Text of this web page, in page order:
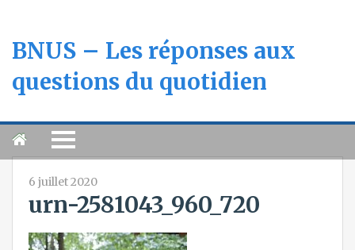
BNUS – Les réponses aux
questions du quotidien
6 juillet 2020
urn-2581043_960_720